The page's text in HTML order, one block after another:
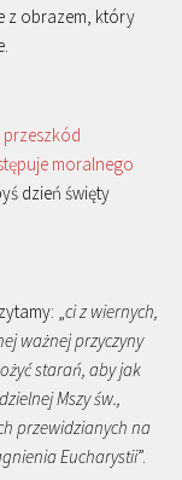
z obrazem, który
przeszkód
moralnego
dzień święty
„ci z wiernych,
ważnej przyczyny
starań, aby jak
Mszy św.,
przewidzianych na
Eucharystii”.